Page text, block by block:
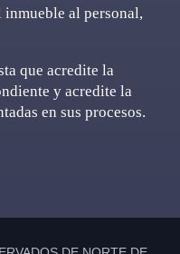
inmueble al personal,
que acredite la
y acredite la
en sus procesos.